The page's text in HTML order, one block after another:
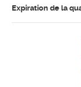
Expiration de la